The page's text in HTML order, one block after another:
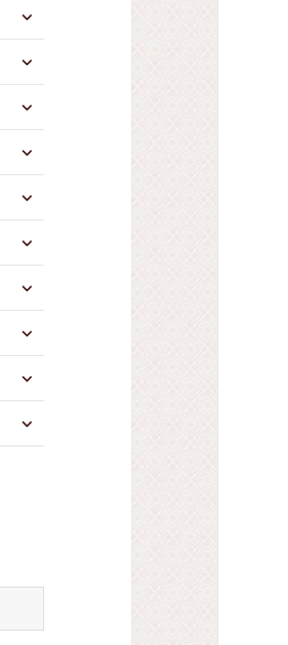
genişlet
alt
menüyü
genişlet
alt
menüyü
genişlet
alt
menüyü
genişlet
alt
menüyü
genişlet
alt
menüyü
genişlet
alt
menüyü
genişlet
alt
menüyü
genişlet
alt
menüyü
genişlet
alt
menüyü
genişlet
alt
menüyü